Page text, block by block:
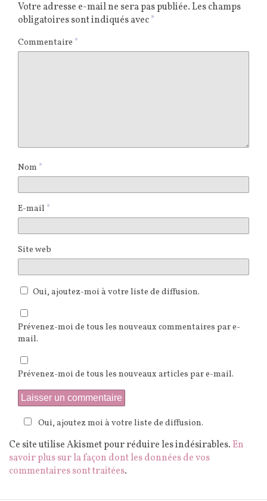
Votre adresse e-mail ne sera pas publiée.Les champs
obligatoires sont indiqués avec*
Commentaire *
Nom *
E-mail *
Site web
Oui, ajoutez-moi à votre liste de diffusion.
Prévenez-moi de tous les nouveaux commentaires par e-
mail.
Prévenez-moi de tous les nouveaux articles par e-mail.
Oui, ajoutez moi à votre liste de diffusion.
Ce site utilise Akismet pour réduire les indésirables. En
savoir plus sur la façon dont les données de vos
commentaires sont traitées.